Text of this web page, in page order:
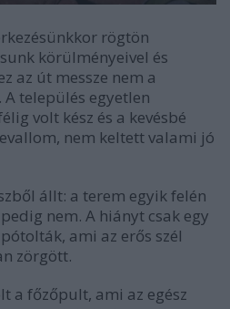
rögtön
körülményeivel és
az út messze nem a
település egyetlen
volt kész és a kevésbé
nem keltett valami jó
állt: a terem egyik felén
nem. A hiányt csak egy
ami az erős szél
zörgött.
a főzőpult, ami az egész